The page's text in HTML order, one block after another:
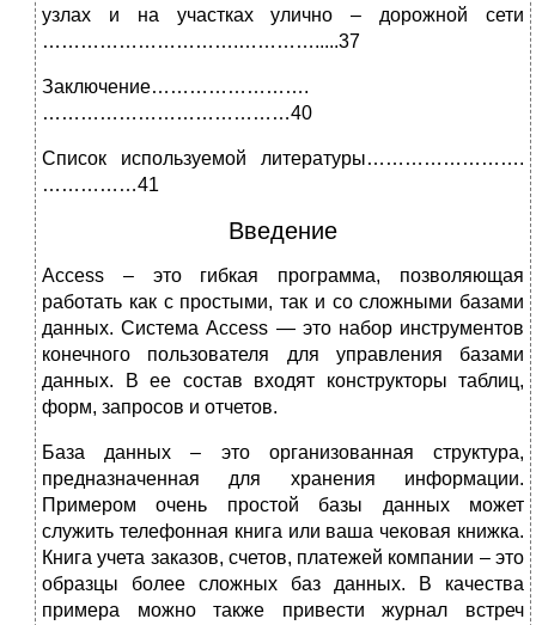
узлах и на участках улично – дорожной сети
………………………….………….....37
Заключение…………………….
…………………………………40
Список используемой литературы…………………….
……………41
Введение
Access – это гибкая программа, позволяющая
работать как с простыми, так и со сложными базами
данных. Система Access — это набор инструментов
конечного пользователя для управления базами
данных. В ее состав входят конструкторы таблиц,
форм, запросов и отчетов.
База данных – это организованная структура,
предназначенная для хранения информации.
Примером очень простой базы данных может
служить телефонная книга или ваша чековая книжка.
Книга учета заказов, счетов, платежей компании – это
образцы более сложных баз данных. В качества
примера можно также привести журнал встреч